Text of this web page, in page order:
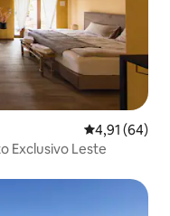
4,91 de uma
4,91 (64)
Exclusivo Leste